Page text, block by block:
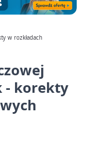
w rozkładach
- korekty